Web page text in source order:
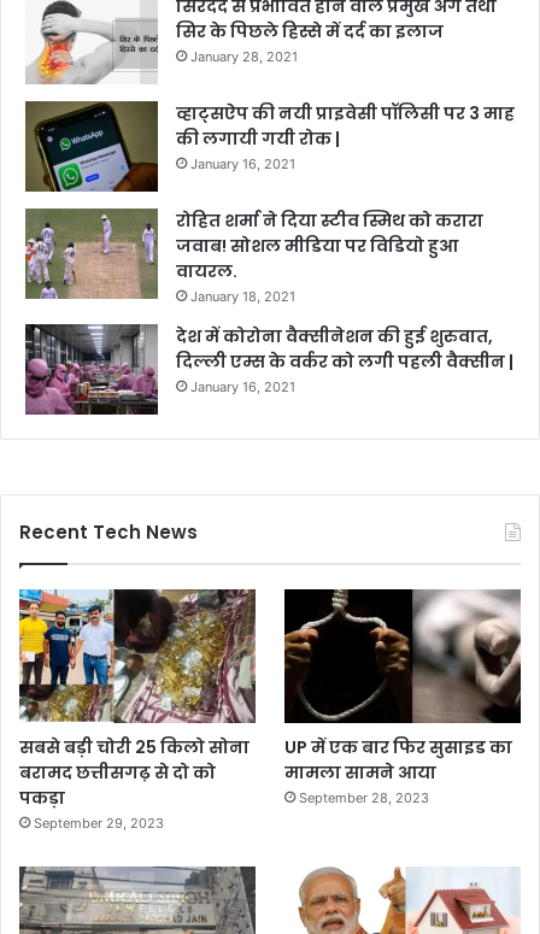
सिरदर्द से प्रभावित होने वाले प्रमुख अंग तथा
सिर के पिछले हिस्से में दर्द का इलाज
January 28, 2021
व्हाट्सऐप की नयी प्राइवेसी पॉलिसी पर 3 माह
की लगायी गयी रोक |
January 16, 2021
रोहित शर्मा ने दिया स्टीव स्मिथ को करारा
जवाब! सोशल मीडिया पर विडियो हुआ
वायरल.
January 18, 2021
देश में कोरोना वैक्सीनेशन की हुई शुरुवात,
दिल्ली एम्स के वर्कर को लगी पहली वैक्सीन |
January 16, 2021
Recent Tech News
सबसे बड़ी चोरी 25 किलो सोना
बरामद छत्तीसगढ़ से दो को
पकड़ा
September 29, 2023
UP में एक बार फिर सुसाइड का
मामला सामने आया
September 28, 2023